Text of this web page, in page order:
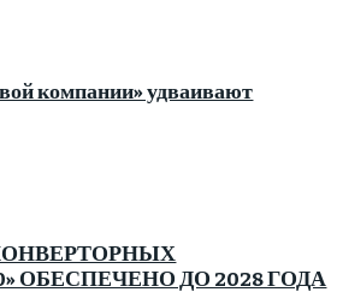
компании» удваивают
ОБЕСПЕЧЕНО ДО 2028 ГОДА